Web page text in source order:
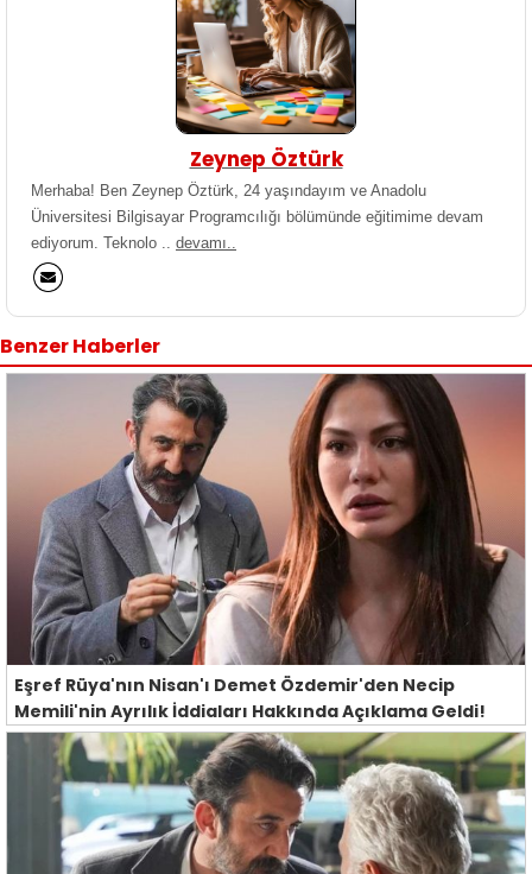
Zeynep Öztürk
Merhaba! Ben Zeynep Öztürk, 24 yaşındayım ve Anadolu
Üniversitesi Bilgisayar Programcılığı bölümünde eğitimime devam
ediyorum. Teknolo .. devamı..
Benzer Haberler
Eşref Rüya'nın Nisan'ı Demet Özdemir'den Necip
Memili'nin Ayrılık İddiaları Hakkında Açıklama Geldi!